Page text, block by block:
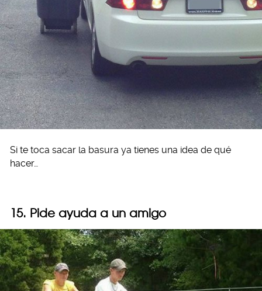
Si te toca sacar la basura ya tienes una idea de qué
hacer…
15. Pide ayuda a un amigo